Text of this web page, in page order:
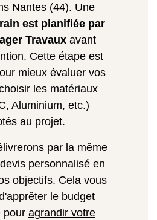
Nantes (44). Une
est planifiée par
Travaux avant
Cette étape est
mieux évaluer vos
les matériaux
Aluminium, etc.)
au projet.
par la même
personnalisé en
objectifs. Cela vous
le budget
pour agrandir votre